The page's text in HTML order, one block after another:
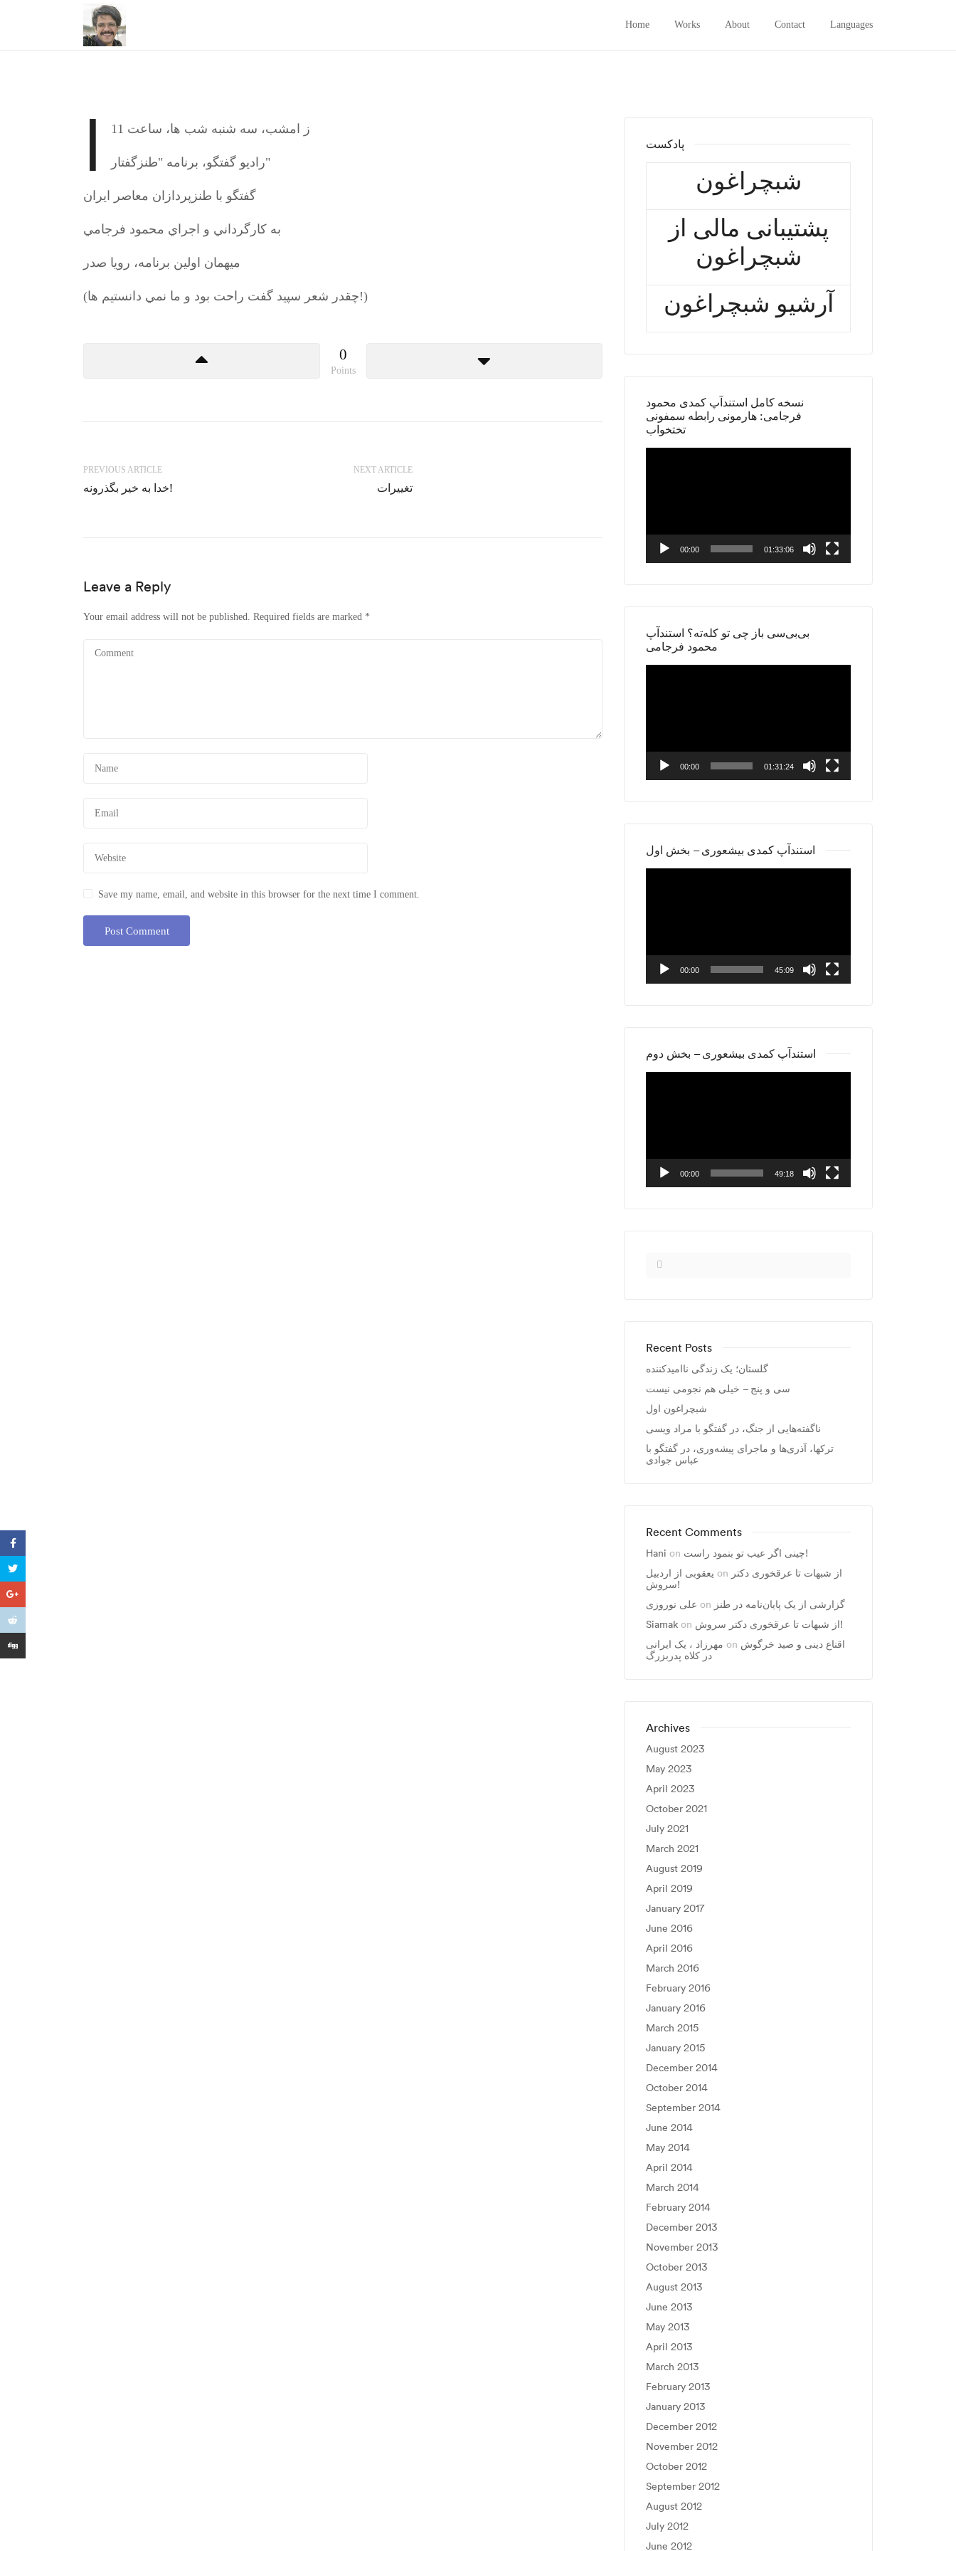
Home Works About Contact Languages
ز امشب، سه شنبه شب ها، ساعت 11
راديو گفتگو، برنامه "طنزگفتار"
گفتگو با طنزپردازان معاصر ايران
به كارگرداني و اجراي محمود فرجامي
ميهمان اولين برنامه، رويا صدر
(چقدر شعر سپيد گفت راحت بود و ما نمي دانستيم ها!)
0
Points
PREVIOUS ARTICLE
خدا به خیر بگذرونه!
NEXT ARTICLE
تغییرات
Leave a Reply
Your email address will not be published. Required fields are marked *
Save my name, email, and website in this browser for the next time I comment.
پادکست
شبچراغون
پشتیبانی مالی از
شبچراغون
آرشیو شبچراغون
نسخه کامل استندآپ کمدی محمود
فرجامی: هارمونی رابطه سمفونی
تختخواب
00:00 01:33:06
بی‌بی‌سی باز چی تو کله‌ته؟ استندآپ
محمود فرجامی
00:00 01:31:24
استندآپ کمدی بیشعوری – بخش اول
00:00 45:09
استندآپ کمدی بیشعوری – بخش دوم
00:00 49:18
Recent Posts
گلستان؛ یک زندگی ناامیدکننده
سی و پنج – خیلی هم نجومی نیست
شبچراغون اول
ناگفته‌هایی از جنگ، در گفتگو با مراد ویسی
ترکها، آذری‌ها و ماجرای پیشه‌وری، در گفتگو با
عباس جوادی
Recent Comments
Hani on
چینی اگر عیب تو بنمود راست!
یعقوبی از اردبیل on از شبهات تا عرقخوری دکتر
سروش!
علی نوروزی on گزارشی از یک پایان‌نامه در طنز
Siamak on
از شبهات تا عرقخوری دکتر سروش!
مهرزاد ، يک ايرانی on اقناع دینی و صید خرگوش
در کلاه پدربزرگ
Archives
August 2023
May 2023
April 2023
October 2021
July 2021
March 2021
August 2019
April 2019
January 2017
June 2016
April 2016
March 2016
February 2016
January 2016
March 2015
January 2015
December 2014
October 2014
September 2014
June 2014
May 2014
April 2014
March 2014
February 2014
December 2013
November 2013
October 2013
August 2013
June 2013
May 2013
April 2013
March 2013
February 2013
January 2013
December 2012
November 2012
October 2012
September 2012
August 2012
July 2012
June 2012